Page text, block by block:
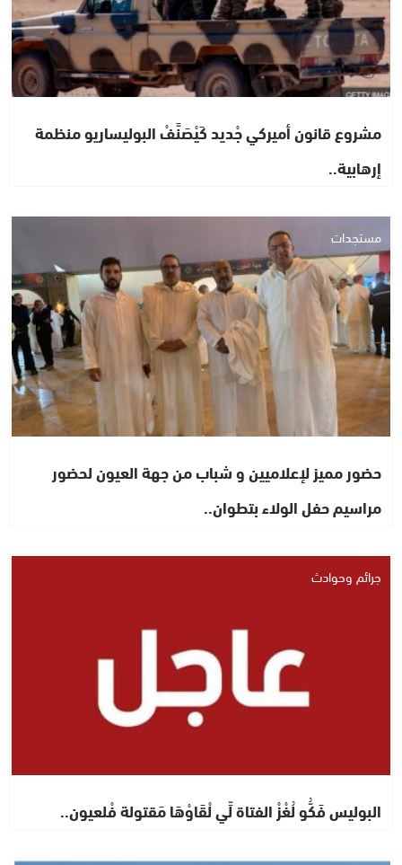
مشروع قانون أميركي جْديد كَيْصَنَّفْ البوليساريو منظمة
إرهابية..
مستجدات
حضور مميز لإعلاميين و شباب من جهة العيون لحضور
مراسيم حفل الولاء بتطوان..
جرائم وحوادث
البوليس فَكُّو لُغْزْ الفتاة لِّي لْقَاوْهَا مَقتولة فْلعيون..